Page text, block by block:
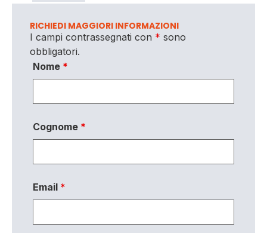
RICHIEDI MAGGIORI INFORMAZIONI
I campi contrassegnati con * sono
obbligatori.
Nome *
Cognome *
Email *